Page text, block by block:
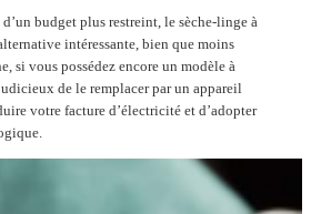
budget plus restreint, le sèche-linge à
intéressante, bien que moins
si vous possédez encore un modèle à
de le remplacer par un appareil
votre facture d’électricité et d’adopter